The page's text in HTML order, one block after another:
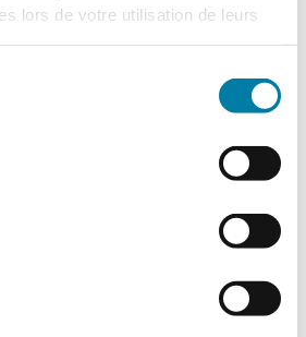
lors de votre utilisation de leurs
Détails